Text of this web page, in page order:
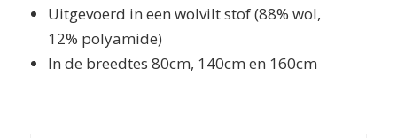
Uitgevoerd in een wolvilt stof (88% wol,
12% polyamide)
In de breedtes 80cm, 140cm en 160cm